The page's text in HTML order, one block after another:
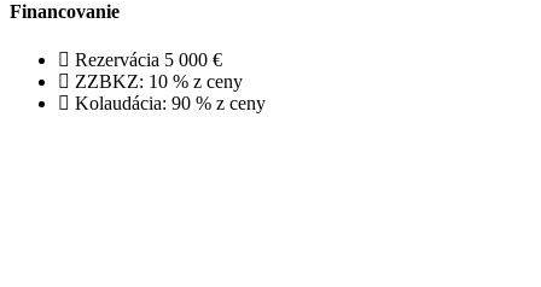
Financovanie
Rezervácia 5 000 €
ZZBKZ: 10 % z ceny
Kolaudácia: 90 % z ceny